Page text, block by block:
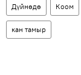
Дүйнөдө Коом
кан тамыр